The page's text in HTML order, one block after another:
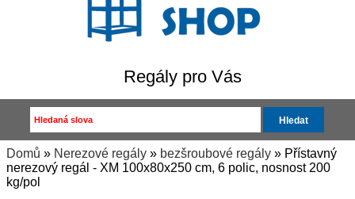
Regály pro Vás
Domů » Nerezové regály » bezšroubové regály » Přístavný
nerezový regál - XM 100x80x250 cm, 6 polic, nosnost 200
kg/pol